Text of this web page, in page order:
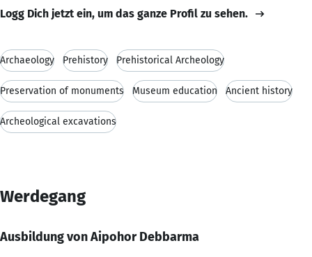
Logg Dich jetzt ein, um das ganze Profil zu sehen.
Archaeology Prehistory Prehistorical Archeology
Preservation of monuments Museum education Ancient history
Archeological excavations
Werdegang
Ausbildung von Aipohor Debbarma